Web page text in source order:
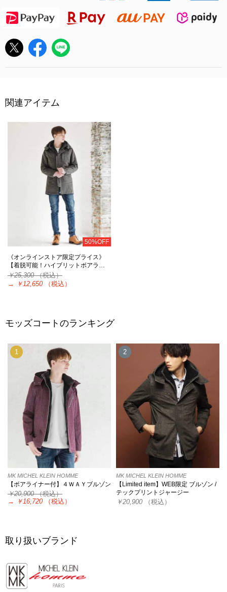
関連アイテム
50%OFF
《オンラインストア限定プライス》
【着脱可能！ハイブリットボアラ…
￥25,300（税込）
→
￥12,650 （税込）
モッズコートのランキング
1
MK MICHEL KLEIN HOMME
【ボアライナー付】４ＷＡＹブルゾン
￥20,900（税込）
→
￥16,720 （税込）
2
MK MICHEL KLEIN HOMME
【Limited item】WEB限定 ブルゾン /
テックプリントジャージー
￥20,900 （税込）
取り扱いブランド